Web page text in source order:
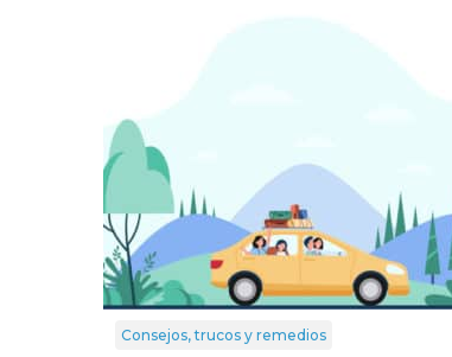
Consejos, trucos y remedios